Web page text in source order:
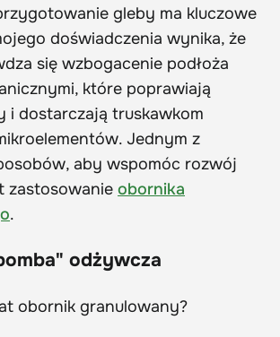
gleby ma kluczowe
doświadczenia wynika, że
się wzbogacenie podłoża
które poprawiają
i dostarczają truskawkom
Jednym z
aby wspomóc rozwój
zastosowanie obornika
.
odżywcza
obornik granulowany?